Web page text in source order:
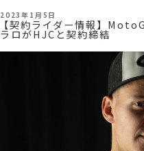
投
稿
日:
2023年1月5日
契約ライダー情報】
ラロがHJCと契約締結